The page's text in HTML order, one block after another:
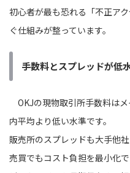
初心者が最も恐れる「不正ア
ぐ仕組みが整っています。
手数料とスプレッドが低
OKJの現物取引所手数料は
内平均より低い水準です。
販売所のスプレッドも大手他
売買でもコスト負担を最小化で